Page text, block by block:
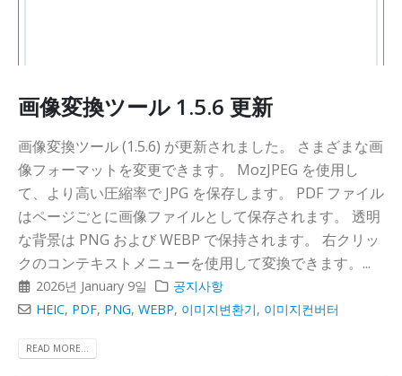
画像変換ツール 1.5.6 更新
画像変換ツール (1.5.6) が更新されました。 さまざまな画
像フォーマットを変更できます。 MozJPEG を使用し
て、より高い圧縮率で JPG を保存します。 PDF ファイル
はページごとに画像ファイルとして保存されます。 透明
な背景は PNG および WEBP で保持されます。 右クリッ
クのコンテキストメニューを使用して変換できます。...
2026년 January 9일
공지사항
HEIC, PDF, PNG,WEBP, 이미지변환기, 이미지컨버터
READ MORE...